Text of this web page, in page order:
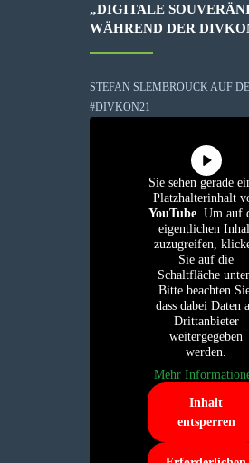
„DIGITALE
WÄHREND DER
STEFAN SLEMBROUCK AUF
#DIVKON21
Sie sehen gerade
Platzhalterinhalt
YouTube. Um auf
eigentlichen
zuzugreifen,
Sie auf die
Schaltfläche
Bitte beachten
dass dabei Daten
Drittanbieter
weitergegeben
werden.
Mehr
Inhalt
entsperren